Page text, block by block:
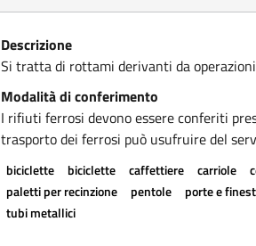
Descrizione
Si tratta di rottami derivanti da
Modalità di conferimento
I rifiuti ferrosi devono essere conferiti
trasporto dei ferrosi può usufruire del
biciclette biciclette caffettiere carriole
paletti per recinzione
pentole porte e
tubi metallici